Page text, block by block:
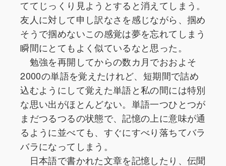
ててじっくり見ようとすると消えてしまう。
友人に対して申し訳なさを感じながら、掴め
そうで掴めないこの感覚は夢を忘れてしまう
瞬間にとてもよく似ているなと思った。
勉強を再開してからの数カ月でおおよそ
2000の単語を覚えたけれど、短期間で詰め
込むようにして覚えた単語と私の間には特別
な思い出がほとんどない。単語一つひとつが
まだつるつるの状態で、記憶の上に意味が通
るように並べても、すぐにすべり落ちてバラ
バラになってしまう。
日本語で書かれた文章を記憶したり、伝聞